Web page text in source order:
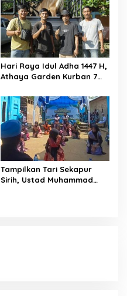
Hari Raya Idul Adha 1447 H,
Athaya Garden Kurban 7
Tampilkan Tari Sekapur
Sirih, Ustad Muhammad